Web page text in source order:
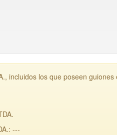
incluidos los que poseen
---